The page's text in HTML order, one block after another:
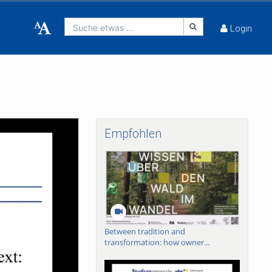
Suche etwas ... Login
Empfohlen
Between tradition and
transformation: how owner...